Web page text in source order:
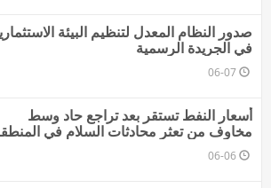
صدور النظام المعدل لتنظيم البيئة
في الجريدة الرسمية
06-07
أسعار النفط تستقر بعد تراجع حاد وسط
مخاوف من تعثر محادثات السلام في
06-06